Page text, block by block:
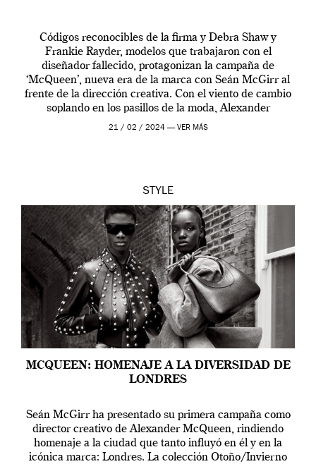
Códigos reconocibles de la firma y Debra Shaw y
Frankie Rayder, modelos que trabajaron con el
diseñador fallecido, protagonizan la campaña de
‘McQueen’, nueva era de la marca con Seán McGirr al
frente de la dirección creativa. Con el viento de cambio
soplando en los pasillos de la moda, Alexander
McQueen se prepara para una […]
21 / 02 / 2024 — VER MÁS
STYLE
MCQUEEN: HOMENAJE A LA DIVERSIDAD DE
LONDRES
Seán McGirr ha presentado su primera campaña como
director creativo de Alexander McQueen, rindiendo
homenaje a la ciudad que tanto influyó en él y en la
icónica marca: Londres. La colección Otoño/Invierno